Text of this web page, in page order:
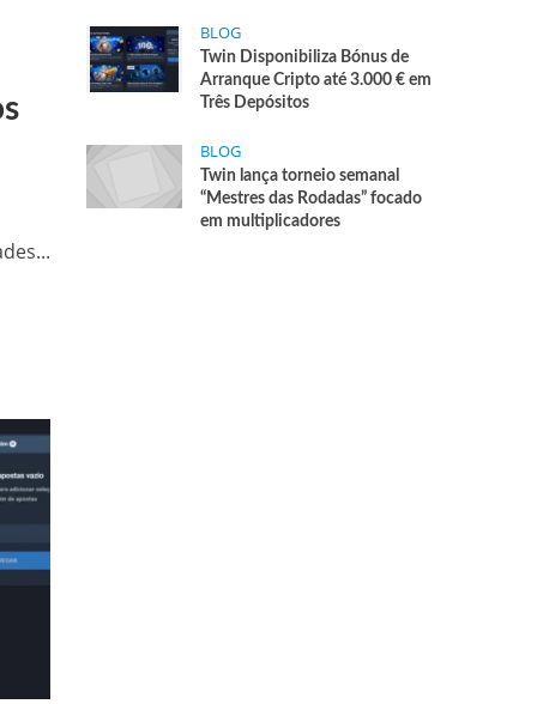
BLOG
Twin Disponibiliza Bónus de
Arranque Cripto até 3.000 € em
Três Depósitos
BLOG
Twin lança torneio semanal
“Mestres das Rodadas” focado
em multiplicadores